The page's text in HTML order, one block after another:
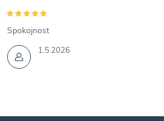
1.5.2026
Spokojnost